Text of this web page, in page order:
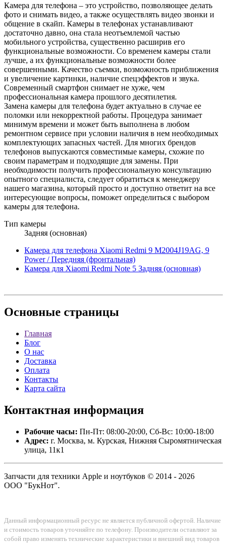
Камера для телефона – это устройство, позволяющее делать
фото и снимать видео, а также осуществлять видео звонки и
общение в скайп. Камеры в телефонах устанавливают
достаточно давно, она стала неотъемлемой частью
мобильного устройства, существенно расширив его
функциональные возможности. Со временем камеры стали
лучше, а их функциональные возможности более
совершенными. Качество съемки, возможность приближения
и увеличение картинки, наличие спецэффектов и звука.
Cовременный смартфон снимает не хуже, чем
профессиональная камера прошлого десятилетия.
Замена камеры для телефона будет актуально в случае ее
поломки или некорректной работы. Процедура занимает
минимум времени и может быть выполнена в любом
ремонтном сервисе при условии наличия в нем необходимых
комплектующих запасных частей. Для многих брендов
телефонов выпускаются совместимые камеры, схожие по
своим параметрам и подходящие для замены. При
необходимости получить профессиональную консультацию
опытного специалиста, следует обратиться к менеджеру
нашего магазина, который просто и доступно ответит на все
интересующие вопросы, поможет определиться с выбором
камеры для телефона.
Тип камеры
Задняя (основная)
Камера для телефона Xiaomi Redmi 9 M2004J19AG, 9
Power / Передняя (фронтальная)
Камера для Xiaomi Redmi Note 5 Задняя (основная)
Основные страницы
Главная
Блог
О нас
Доставка
Оплата
Контакты
Карта сайта
Контактная информация
Рабочие часы: Пн-Пт: 08:00-20:00, Сб-Вс: 10:00-18:00
Адрес: г. Москва, м. Курская, Нижняя Сыромятническая
улица, 11к1
Запчасти для техники Apple и ноутбуков © 2014 - 2026
ООО "БукНот".
Данный информационный ресурс не является публичной офертой. Наличие
и стоимость товаров уточняйте по телефону. Производители оставляют за
собой право изменять технические характеристики и внешний вид товаров